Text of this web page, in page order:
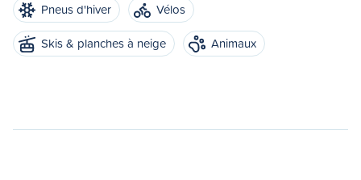
Pneus d'hiver
Vélos
Skis & planches à neige
Animaux